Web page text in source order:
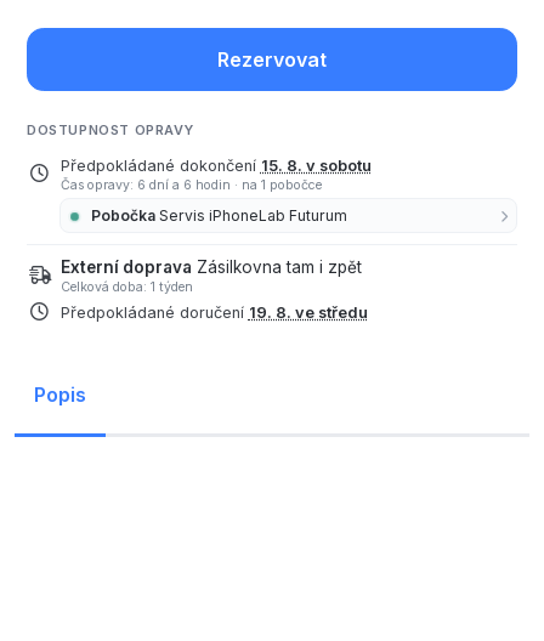
Rezervovat
DOSTUPNOST OPRAVY
Předpokládané dokončení 15. 8. v sobotu
Čas opravy: 6 dní a 6 hodin · na 1 pobočce
Pobočka Servis iPhoneLab Futurum
Externí doprava Zásilkovna tam i zpět
Celková doba: 1 týden
Předpokládané doručení 19. 8. ve středu
Popis